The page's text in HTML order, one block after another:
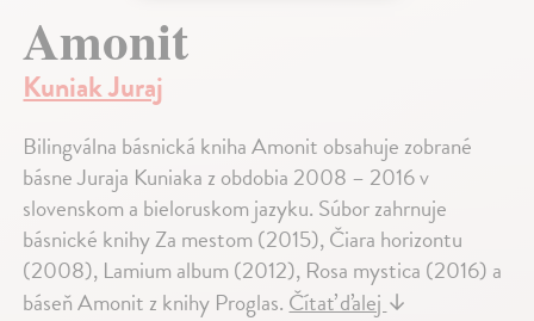
Amonit
Kuniak Juraj
Bilingválna básnická kniha Amonit obsahuje zobrané
básne Juraja Kuniaka z obdobia 2008 – 2016 v
slovenskom a bieloruskom jazyku. Súbor zahrnuje
básnické knihy Za mestom (2015), Čiara horizontu
(2008), Lamium album (2012), Rosa mystica (2016) a
báseň Amonit z knihy Proglas.Čítať ďalej↓